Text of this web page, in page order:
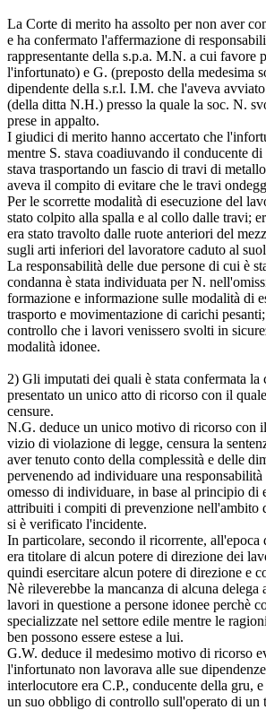
La Corte di merito ha assolto per non aver
e ha confermato l'affermazione di
rappresentante della s.p.a. M.N. a cui favore
l'infortunato) e G. (preposto della medesima
dipendente della s.r.l. I.M. che l'aveva
(della ditta N.H.) presso la quale la soc. N.
prese in appalto.
I giudici di merito hanno accertato che
mentre S. stava coadiuvando il conducente
stava trasportando un fascio di travi di
aveva il compito di evitare che le travi
Per le scorrette modalità di esecuzione del
stato colpito alla spalla e al collo dalle travi;
era stato travolto dalle ruote anteriori del
sugli arti inferiori del lavoratore caduto al
La responsabilità delle due persone di cui è
condanna è stata individuata per N.
formazione e informazione sulle modalità di
trasporto e movimentazione di carichi
controllo che i lavori venissero svolti in
modalità idonee.
2) Gli imputati dei quali è stata confermata la
presentato un unico atto di ricorso con il
censure.
N.G. deduce un unico motivo di ricorso con
vizio di violazione di legge, censura la
aver tenuto conto della complessità e delle
pervenendo ad individuare una
omesso di individuare, in base al principio di
attribuiti i compiti di prevenzione nell'ambito
si è verificato l'incidente.
In particolare, secondo il ricorrente,
era titolare di alcun potere di direzione dei
quindi esercitare alcun potere di direzione e
Nè rileverebbe la mancanza di alcuna delega
lavori in questione a persone idonee perchè
specializzate nel settore edile mentre le
ben possono essere estese a lui.
G.W. deduce il medesimo motivo di ricorso
l'infortunato non lavorava alle sue
interlocutore era C.P., conducente della gru,
un suo obbligo di controllo sull'operato di un